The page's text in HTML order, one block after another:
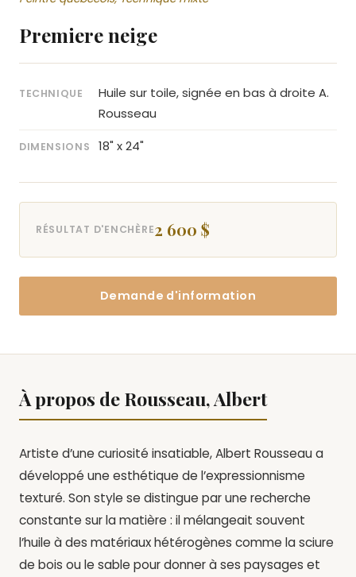
Premiere neige
TECHNIQUE
Huile sur toile, signée en bas à droite A.
Rousseau
DIMENSIONS 18" x 24"
RÉSULTAT D'ENCHÈRE2 600 $
Demande d'information
À propos de Rousseau, Albert
Artiste d’une curiosité insatiable, Albert Rousseau a
développé une esthétique de l’expressionnisme
texturé. Son style se distingue par une recherche
constante sur la matière : il mélangeait souvent
l’huile à des matériaux hétérogènes comme la sciure
de bois ou le sable pour donner à ses paysages et